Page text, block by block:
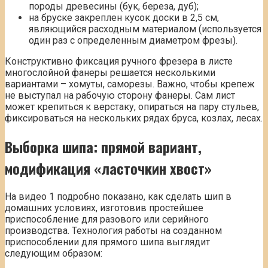
породы древесины (бук, береза, дуб);
на бруске закреплен кусок доски в 2,5 см,
являющийся расходным материалом (используется
один раз с определенным диаметром фрезы).
Конструктивно фиксация ручного фрезера в листе
многослойной фанеры решается несколькими
вариантами – хомуты, саморезы. Важно, чтобы крепеж
не выступал на рабочую сторону фанеры. Сам лист
может крепиться к верстаку, опираться на пару стульев,
фиксироваться на нескольких рядах бруса, козлах, лесах.
Выборка шипа: прямой вариант,
модификация «ласточкин хвост»
На видео 1 подробно показано, как сделать шип в
домашних условиях, изготовив простейшее
приспособление для разового или серийного
производства. Технология работы на созданном
приспособлении для прямого шипа выглядит
следующим образом: